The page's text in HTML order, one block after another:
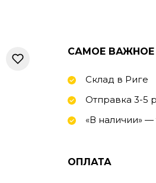
САМОЕ ВАЖНОЕ
Склад в Риге
Отправка 3-5
«В наличии» —
ОПЛАТА